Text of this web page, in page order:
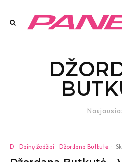
D Dainų žodžiai Džordana Butkutė ·